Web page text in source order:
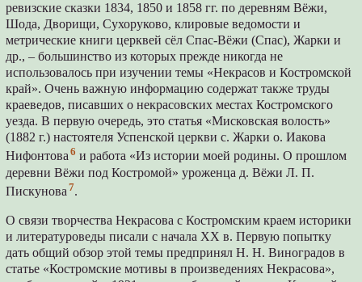
ревизские сказки 1834, 1850 и 1858 гг. по деревням Вёжи,
Шода, Дворищи, Сухоруково, клировые ведомости и
метрические книги церквей сёл Спас-Вёжи (Спас), Жарки и
др., – большинство из которых прежде никогда не
использовалось при изучении темы «Некрасов и Костромской
край». Очень важную информацию содержат также труды
краеведов, писавших о некрасовских местах Костромского
уезда. В первую очередь, это статья «Мисковская волость»
(1882 г.) настоятеля Успенской церкви с. Жарки о. Иакова
Нифонтова6 и работа «Из истории моей родины. О прошлом
деревни Вёжи под Костромой» уроженца д. Вёжи Л. П.
Пискунова 7.
О связи творчества Некрасова с Костромским краем историки
и литературоведы писали с начала XX в. Первую попытку
дать общий обзор этой темы предпринял Н. Н. Виноградов в
статье «Костромские мотивы в произведениях Некрасова»,